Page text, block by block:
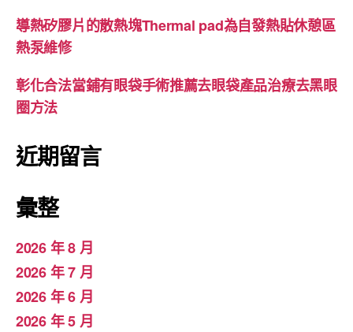
導熱矽膠片的散熱塊Thermal pad為自發熱貼休憩區
熱泵維修
彰化合法當鋪有眼袋手術推薦去眼袋產品治療去黑眼
圈方法
近期留言
彙整
2026 年 8 月
2026 年 7 月
2026 年 6 月
2026 年 5 月